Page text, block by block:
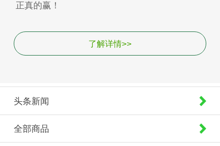
正真的赢！
了解详情>>
头条新闻
全部商品